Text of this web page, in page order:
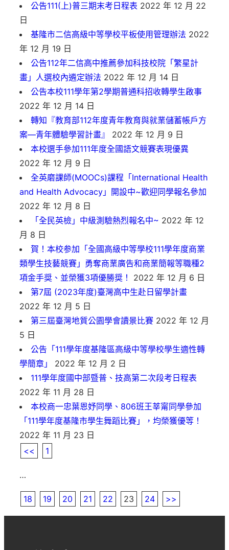
公告111(上)普三期末考日程表 2022 年 12 月 22
日
基隆市二信高級中等學校平板使用管理辦法 2022
年 12 月 19 日
公告112年二信高中推薦參加科技校院「繁星計
畫」人選校內遴定辦法 2022 年 12 月 14 日
公告本校111學年第2學期普通科招收轉學生啟事
2022 年 12 月 14 日
轉知『教育部112年度青年教育與就業儲蓄帳戶方
案—青年體驗學習計畫』
2022 年 12 月 9 日
本校選手參加111年度全國語文競賽表現優異
2022 年 12 月 9 日
全英磨課師(MOOCs)課程「International Health
and Health Advocacy」開設中~歡迎同學報名參加
2022 年 12 月 8 日
「全民英檢」中級測驗熱烈報名中~ 2022 年 12
月 8 日
賀！本校参加「全國高級中等學校111學年度商業
類學生技藝競賽」勇奪商業廣告和商業簡報等職種2
項金手奨、並榮獲3項優勝奨！
2022 年 12 月 6 日
第7屆 (2023年度)臺灣高中生赴日留學計畫
2022 年 12 月 5 日
第三屆臺灣地質公園學會讀景比賽 2022 年 12 月
5 日
公告「111學年度基隆區高級中等學校學生適性轉
學簡章」
2022 年 12 月 2 日
111學年度國中部暨普、技高第二次段考日程表
2022 年 11 月 28 日
本校商一忠葉恩妤同學、806班王莘甯同學參加
「111學年度基隆市學生舞蹈比賽」，均榮獲優等！
2022 年 11 月 23 日
<<
1
…
18 19 20 21 22 23 24 >>